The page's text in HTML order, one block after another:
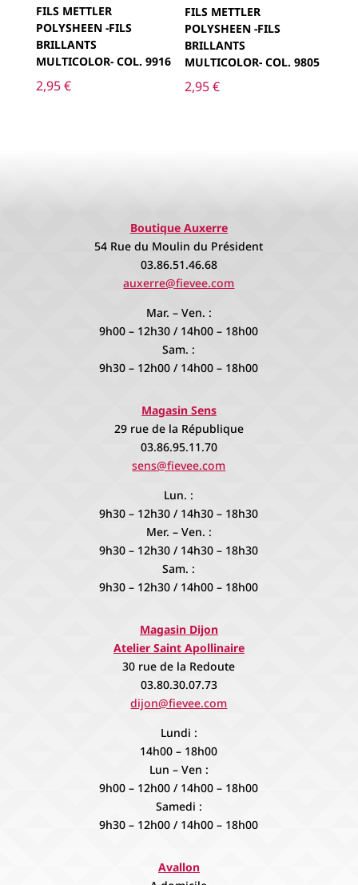
FILS METTLER
POLYSHEEN -FILS
BRILLANTS
MULTICOLOR- COL. 9916
2,95€
FILS METTLER
POLYSHEEN -FILS
BRILLANTS
MULTICOLOR- COL. 9805
2,95€
Boutique Auxerre
54 Rue du Moulin du Président
03.86.51.46.68
auxerre@fievee.com
Mar. – Ven. :
9h00 – 12h30 / 14h00 – 18h00
Sam. :
9h30 – 12h00 / 14h00 – 18h00
Magasin Sens
29 rue de la République
03.86.95.11.70
sens@fievee.com
Lun. :
9h30 – 12h30 / 14h30 – 18h30
Mer. – Ven. :
9h30 – 12h30 / 14h30 – 18h30
Sam. :
9h30 – 12h30 / 14h00 – 18h00
Magasin Dijon
Atelier Saint Apollinaire
30 rue de la Redoute
03.80.30.07.73
dijon@fievee.com
Lundi :
14h00 – 18h00
Lun – Ven :
9h00 – 12h00 / 14h00 – 18h00
Samedi :
9h30 – 12h00 / 14h00 – 18h00
Avallon